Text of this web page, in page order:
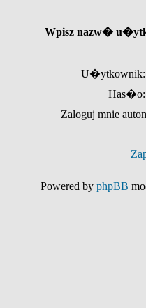
Wpisz nazw�
U�ytkownik:
Has�o:
Zaloguj mnie
Powered by phpBB